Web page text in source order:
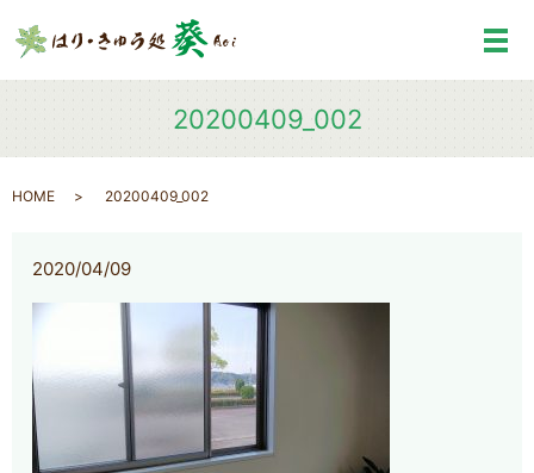
メ
20200409_002
HOME 20200409_002
2020/04/09